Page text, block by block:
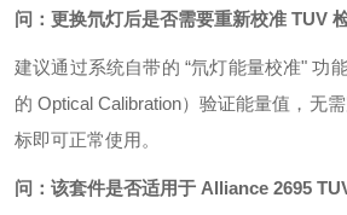
问：更换氘灯后是否需要重新校准 TUV
建议通过系统自带的 “氘灯能量校准" 功
的 Optical Calibration）验证能量值，无
标即可正常使用。
问：该套件是否适用于 Alliance 2695